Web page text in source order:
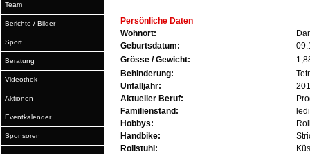
Team
Berichte / Bilder
Sport
Beratung
Videothek
Aktionen
Eventkalender
Sponsoren
Persönliche Daten
Wohnort:
Geburtsdatum:
Grösse / Gewicht:
Behinderung:
Unfalljahr:
Aktueller Beruf:
Familienstand:
Hobbys:
Handbike:
Rollstuhl: